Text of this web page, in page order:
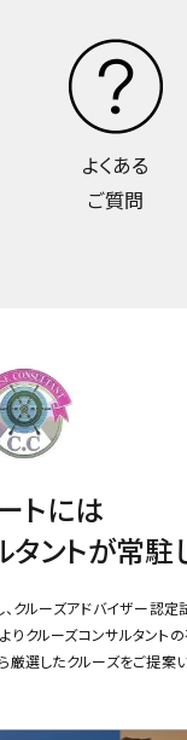
よくある
ご質問
トには
ントが常駐
クルーズアドバイザー認
クルーズコンサルタント
選したクルーズをご提案い